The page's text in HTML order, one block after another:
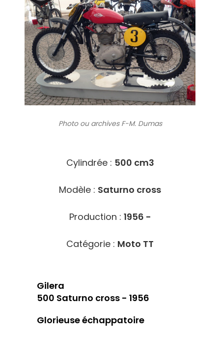
Photo ou archivesF-M. Dumas
Cylindrée : 500 cm3
Modèle : Saturno cross
Production : 1956 -
Catégorie : Moto TT
Gilera
500 Saturno cross - 1956
Glorieuseéchappatoire